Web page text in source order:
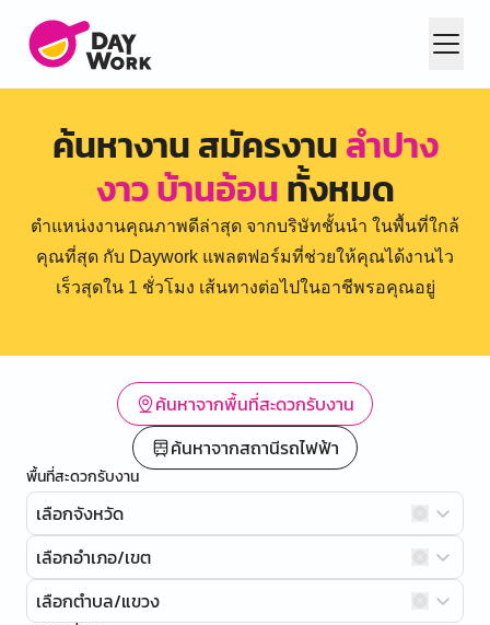
ค้นหางาน สมัครงานลำปาง
งาว บ้านอ้อนทั้งหมด
ตำแหน่งงานคุณภาพดีล่าสุด จากบริษัทชั้นนำ ในพื้นที่ใกล้
คุณที่สุด กับ Daywork แพลตฟอร์มที่ช่วยให้คุณได้งานไว
เร็วสุดใน 1 ชั่วโมง เส้นทางต่อไปในอาชีพรอคุณอยู่
ค้นหาจากพื้นที่สะดวกรับงาน
ค้นหาจากสถานีรถไฟฟ้า
พื้นที่สะดวกรับงาน
เลือกจังหวัด
เลือกอำเภอ/เขต
เลือกตำบล/แขวง